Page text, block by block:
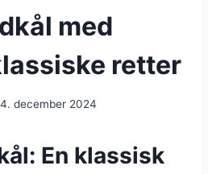
med
retter
december 2024
En klassisk